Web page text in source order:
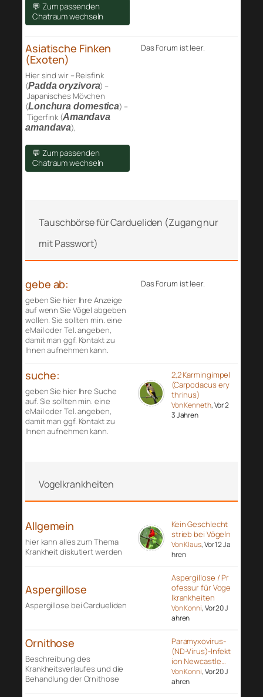
💬 Zum passenden
Chatraum wechseln
Asiatische Finken
(Exoten)
Hier sind wir – Reisfink
(Padda oryzivora) –
Japanisches Mövchen
(Lonchura domestica) –
Tigerfink (Amandava
amandava),
💬 Zum passenden
Chatraum wechseln
Das Forum ist leer.
Tauschbörse für Cardueliden (Zugang nur
mit Passwort)
gebe ab:
geben Sie hier Ihre Anzeige
auf wenn Sie Vögel abgeben
wollen. Sie sollten min. eine
eMail oder Tel. angeben,
damit man ggf. Kontakt zu
Ihnen aufnehmen kann.
Das Forum ist leer.
suche:
geben Sie hier Ihre Suche
auf. Sie sollten min. eine
eMail oder Tel. angeben,
damit man ggf. Kontakt zu
Ihnen aufnehmen kann.
2,2 Karmingimpel
(Carpodacus ery
thrinus)
Von Kenneth, Vor 2
3 Jahren
Vogelkrankheiten
Allgemein
hier kann alles zum Thema
Krankheit diskutiert werden
Kein Geschlecht
strieb bei Vögeln
Von Klaus, Vor 12 Ja
hren
Aspergillose
Aspergillose bei Cardueliden
Aspergillose / Pr
ofessur für Voge
lkrankheiten
Von Konni, Vor 20 J
ahren
Ornithose
Beschreibung des
Krankheitsverlaufes und die
Behandlung der Ornithose
Paramyxovirus-
(ND-Virus)-Infekt
ion Newcastle…
Von Konni, Vor 20 J
ahren